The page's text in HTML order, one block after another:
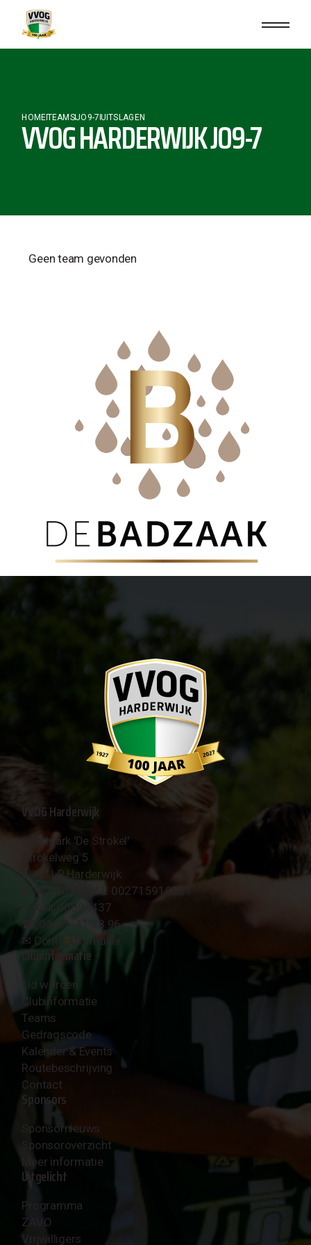
HOMETEAMSJO9-7 UITSLAGEN
VVOG HARDERWIJK JO9-7
Geen team gevonden
VVOG Harderwijk
Sportpark 'De Strokel'
Strokelweg 5
3847 LR Harderwijk
BTW Nummer NL 002715910B01
KvK Nr 40094437
☎︎ 0341 - 41 28 96
✉︎ Contactformulier
Clubinformatie
Lid worden
Clubinformatie
Teams
Gedragscode
Kalender & Events
Routebeschrijving
Contact
Sponsors
Sponsornieuws
Sponsoroverzicht
Meer informatie
Uitgelicht
Programma
ZAVO
Vrijwilligers